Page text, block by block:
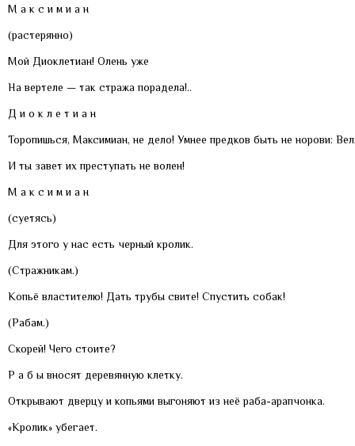
М а к с и м и а н
(растерянно)
Мой Диоклетиан! Олень уже
На вертеле — так стража порадела!..
Д и о к л е т и а н
Торопишься, Максимиан, не дело! Умнее предков быть не норови:
И ты завет их преступать не волен!
М а к с и м и а н
(суетясь)
Для этого у нас есть черный кролик.
(Стражникам.)
Копьё властителю! Дать трубы свите! Спустить собак!
(Рабам.)
Скорей! Чего стоите?
Р а б ы вносят деревянную клетку.
Открывают дверцу и копьями выгоняют из неё раба-арапчонка.
«Кролик» убегает.